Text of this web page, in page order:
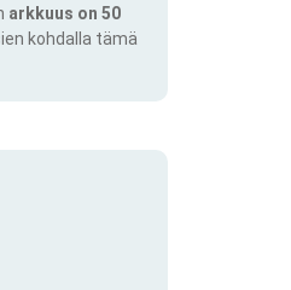
arkkuus on 50
kohdalla tämä